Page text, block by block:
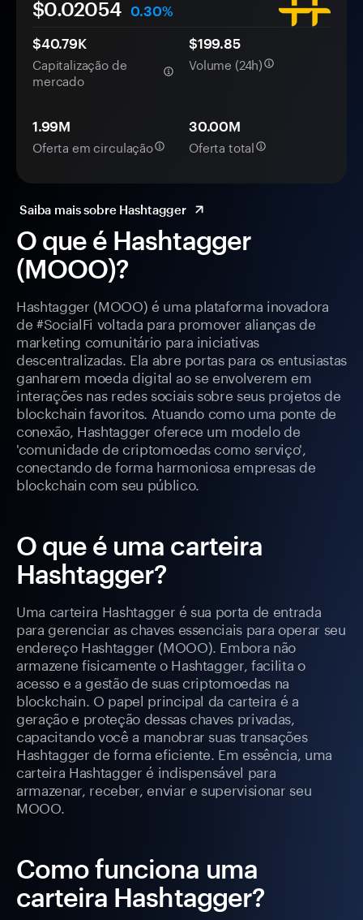
O que é Hashtagger
(MOOO)?
Hashtagger (MOOO) é uma plataforma inovadora
de #SocialFi voltada para promover alianças de
marketing comunitário para iniciativas
descentralizadas. Ela abre portas para os entusiastas
ganharem moeda digital ao se envolverem em
interações nas redes sociais sobre seus projetos de
blockchain favoritos. Atuando como uma ponte de
conexão, Hashtagger oferece um modelo de
'comunidade de criptomoedas como serviço',
conectando de forma harmoniosa empresas de
blockchain com seu público.
O que é uma carteira
Hashtagger?
Uma carteira Hashtagger é sua porta de entrada
para gerenciar as chaves essenciais para operar seu
endereço Hashtagger (MOOO). Embora não
armazene fisicamente o Hashtagger, facilita o
acesso e a gestão de suas criptomoedas na
blockchain. O papel principal da carteira é a
geração e proteção dessas chaves privadas,
capacitando você a manobrar suas transações
Hashtagger de forma eficiente. Em essência, uma
carteira Hashtagger é indispensável para
armazenar, receber, enviar e supervisionar seu
MOOO.
Como funciona uma
carteira Hashtagger?
$0.02054 0.30%
$40.79K
Capitalização de
mercado
$199.85
Volume (24h)
1.99M
Oferta em circulação
30.00M
Oferta total
Saiba mais sobre Hashtagger